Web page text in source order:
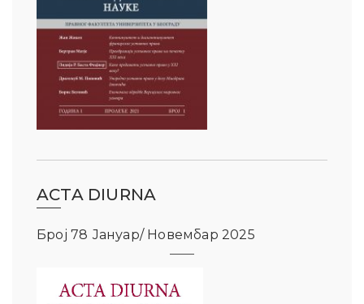
ACTA DIURNA
Број 78 Јануар/ Новембар 2025